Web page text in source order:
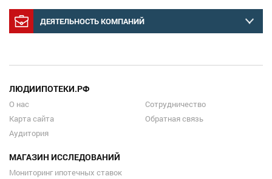
ДЕЯТЕЛЬНОСТЬ КОМПАНИЙ
ЛЮДИИПОТЕКИ.РФ
О нас
Карта сайта
Аудитория
Сотрудничество
Обратная связь
МАГАЗИН ИССЛЕДОВАНИЙ
Мониторинг ипотечных ставок